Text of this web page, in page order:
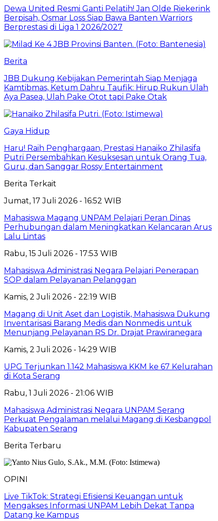
Dewa United Resmi Ganti Pelatih! Jan Olde Riekerink
Berpisah, Osmar Loss Siap Bawa Banten Warriors
Berprestasi di Liga 1 2026/2027
Berita
JBB Dukung Kebijakan Pemerintah Siap Menjaga
Kamtibmas, Ketum Dahru Taufik: Hirup Rukun Ulah
Aya Pasea, Ulah Pake Otot tapi Pake Otak
Gaya Hidup
Haru! Raih Penghargaan, Prestasi Hanaiko Zhilasifa
Putri Persembahkan Kesuksesan untuk Orang Tua,
Guru, dan Sanggar Rossy Entertainment
Berita Terkait
Jumat, 17 Juli 2026 - 16:52 WIB
Mahasiswa Magang UNPAM Pelajari Peran Dinas
Perhubungan dalam Meningkatkan Kelancaran Arus
Lalu Lintas
Rabu, 15 Juli 2026 - 17:53 WIB
Mahasiswa Administrasi Negara Pelajari Penerapan
SOP dalam Pelayanan Pelanggan
Kamis, 2 Juli 2026 - 22:19 WIB
Magang di Unit Aset dan Logistik, Mahasiswa Dukung
Inventarisasi Barang Medis dan Nonmedis untuk
Menunjang Pelayanan RS Dr. Drajat Prawiranegara
Kamis, 2 Juli 2026 - 14:29 WIB
UPG Terjunkan 1.142 Mahasiswa KKM ke 67 Kelurahan
di Kota Serang
Rabu, 1 Juli 2026 - 21:06 WIB
Mahasiswa Administrasi Negara UNPAM Serang
Perkuat Pengalaman melalui Magang di Kesbangpol
Kabupaten Serang
Berita Terbaru
OPINI
Live TikTok: Strategi Efisiensi Keuangan untuk
Mengakses Informasi UNPAM Lebih Dekat Tanpa
Datang ke Kampus